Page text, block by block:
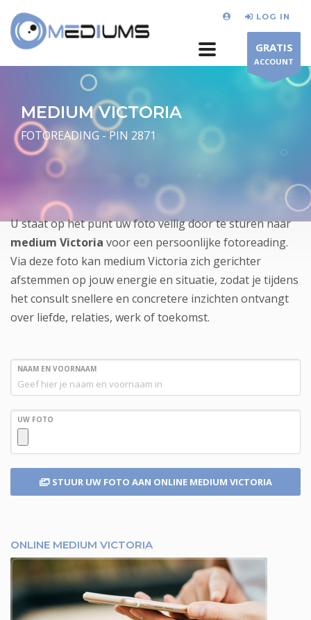
LOG IN
GRATIS
ACCOUNT
MEDIUM VICTORIA
FOTOREADING - PIN 2871
U staat op het punt uw foto veilig door te sturen naar
medium Victoria voor een persoonlijke fotoreading.
Via deze foto kan medium Victoria zich gerichter
afstemmen op jouw energie en situatie, zodat je tijdens
het consult snellere en concretere inzichten ontvangt
over liefde, relaties, werk of toekomst.
NAAM EN VOORNAAM
UW FOTO
STUUR UW FOTO AAN ONLINE MEDIUM VICTORIA
ONLINE MEDIUM VICTORIA